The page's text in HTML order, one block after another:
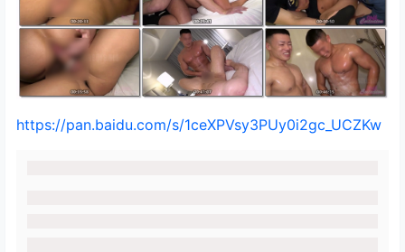
https://pan.baidu.com/s/1ceXPVsy3PUy0i2gc_UCZKw